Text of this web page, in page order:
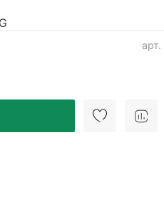
арт.